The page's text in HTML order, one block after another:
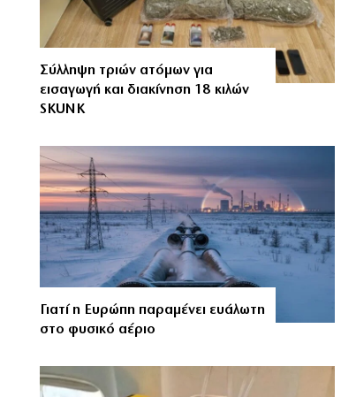
Σύλληψη τριών ατόμων για
εισαγωγή και διακίνηση 18 κιλών
SKUNK
Γιατί η Ευρώπη παραμένει ευάλωτη
στο φυσικό αέριο